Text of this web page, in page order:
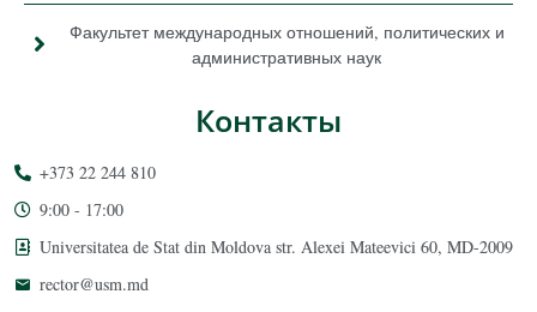
Факультет международных отношений, политических и
административных наук
Контакты
+373 22 244 810
9:00 - 17:00
Universitatea de Stat din Moldova str. Alexei Mateevici 60, MD-2009
rector@usm.md